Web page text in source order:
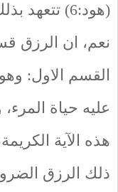
(هود:6) تتعهد بذلك تعهداً قاطعاً.
نعم، ان الرزق
القسم الاول:
عليه حياة
هذه الآية
ذلك الرزق